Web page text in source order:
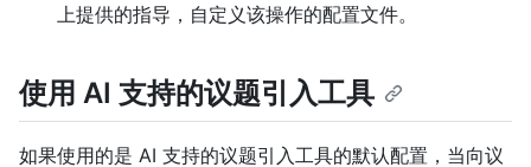
上提供的指导，自定义该操作的配置文件。
使用 AI 支持的议题引入工具
如果使用的是 AI 支持的议题引入工具的默认配置，当向议